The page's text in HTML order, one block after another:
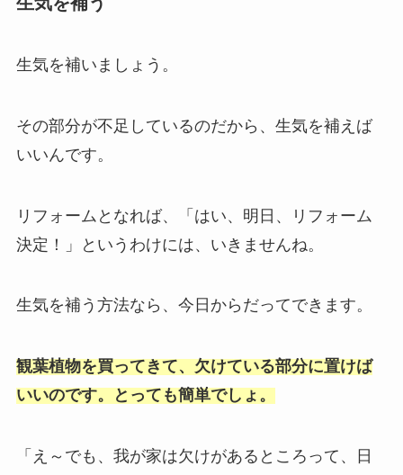
生気を補いましょう。
その部分が不足しているのだから、生気を補えば
いいんです。
リフォームとなれば、「はい、明日、リフォーム
決定！」というわけには、いきませんね。
生気を補う方法なら、今日からだってできます。
観葉植物を買ってきて、欠けている部分に置けば
いいのです。とっても簡単でしょ。
「え～でも、我が家は欠けがあるところって、日